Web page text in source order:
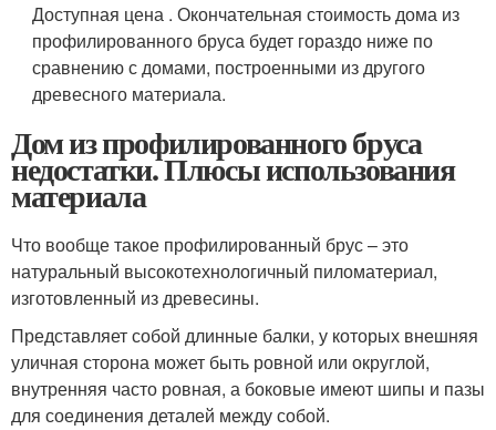
Доступная цена . Окончательная стоимость дома из
профилированного бруса будет гораздо ниже по
сравнению с домами, построенными из другого
древесного материала.
Дом из профилированного бруса
недостатки. Плюсы использования
материала
Что вообще такое профилированный брус – это
натуральный высокотехнологичный пиломатериал,
изготовленный из древесины.
Представляет собой длинные балки, у которых внешняя
уличная сторона может быть ровной или округлой,
внутренняя часто ровная, а боковые имеют шипы и пазы
для соединения деталей между собой.